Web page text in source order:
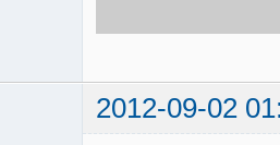
2012-09-02